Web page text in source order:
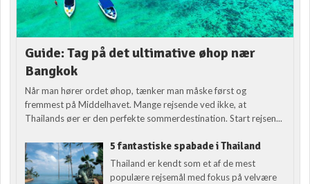
Guide: Tag på det ultimative øhop nær
Bangkok
Når man hører ordet øhop, tænker man måske først og
fremmest på Middelhavet. Mange rejsende ved ikke, at
Thailands øer er den perfekte sommerdestination. Start rejsen...
5 fantastiske spabade i Thailand
Thailand er kendt som et af de mest
populære rejsemål med fokus på velvære